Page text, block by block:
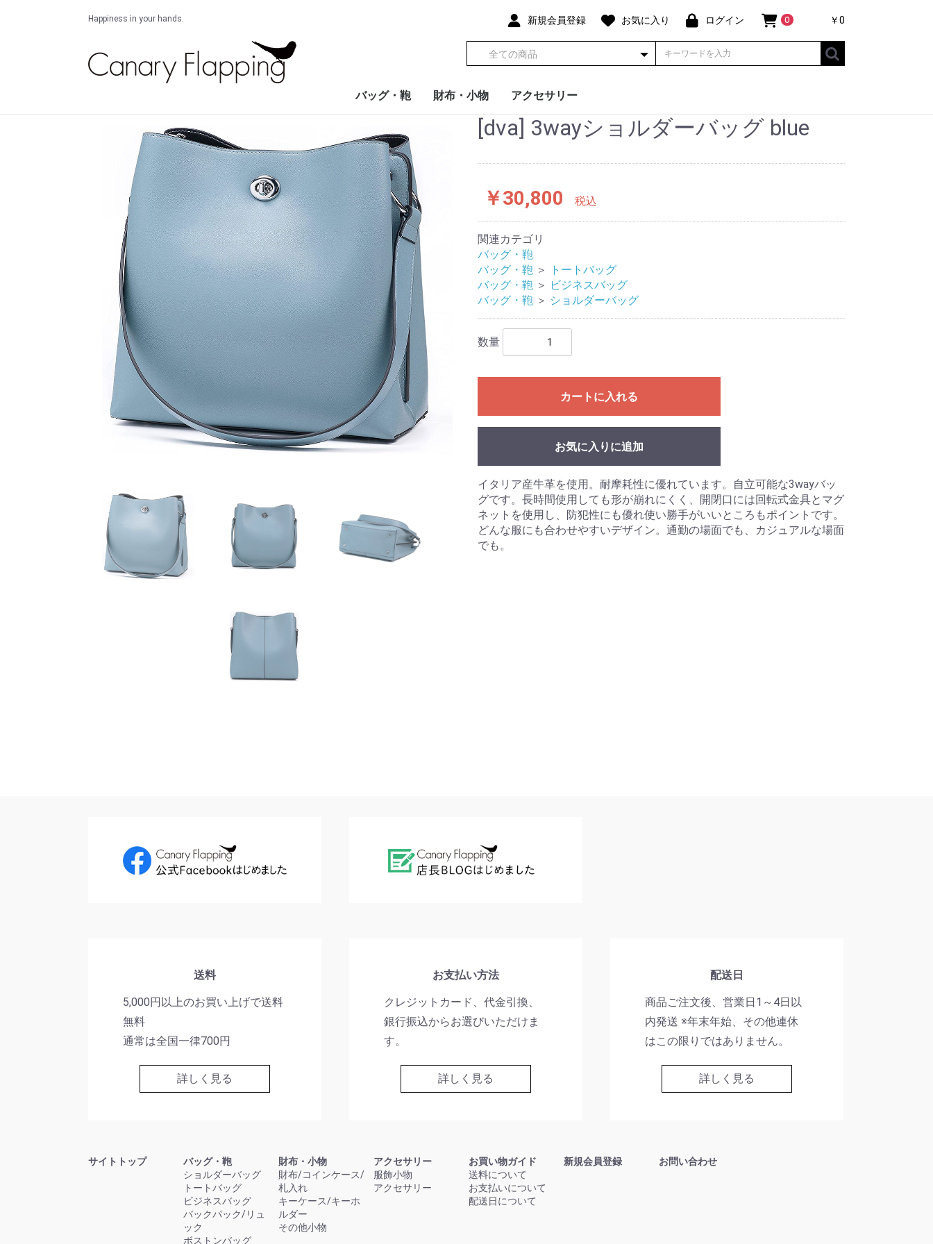
Happiness in your hands. 新規会員登録 お気に入り ログイン 0 ￥0
バッグ・鞄
トートバッグ
ビジネスバッグ
ショルダーバッグ
ボストンバッグ
ボディバッグ/ウエス
トポーチ
バックパック/リュッ
ク
エコバッグ
財布・小物
財布/コインケース/札
キーケース/キーホル
その他小物
アクセサリー
服飾小物
アクセサリー
[dva] 3wayショルダーバッグ blue
￥30,800 税込
関連カテゴリ
バッグ・鞄
バッグ・鞄 ＞
トートバッグ
バッグ・鞄 ＞ ビジネスバッグ
バッグ・鞄 ＞ ショルダーバッグ
数量
カートに入れる
お気に入りに追加
イタリア産牛革を使用。耐摩耗性に優れています。自立可能な3wayバッ
グです。長時間使用しても形が崩れにくく、開閉口には回転式金具とマグ
ネットを使用し、防犯性にも優れ使い勝手がいいところもポイントです。
どんな服にも合わせやすいデザイン。通勤の場面でも、カジュアルな場面
でも。
送料
5,000円以上のお買い上げで送料
無料
通常は全国一律700円
詳しく見る
お支払い方法
クレジットカード、代金引換、
銀行振込からお選びいただけま
す。
詳しく見る
配送日
商品ご注文後、営業日1～4日以
内発送 ※年末年始、その他連休
はこの限りではありません。
詳しく見る
サイトトップ
バッグ・鞄
ショルダーバッグ
トートバッグ
ビジネスバッグ
バックパック/リュ
ック
ボストンバッグ
財布・小物
財布/コインケース/
札入れ
キーケース/キーホ
ルダー
その他小物
アクセサリー
服飾小物
アクセサリー
お買い物ガイド
送料について
お支払いについて
配送日について
新規会員登録 お問い合わせ